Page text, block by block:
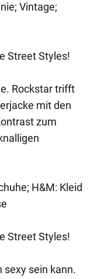
Vintage;
Street Styles!
Rockstar trifft
mit den
zum
H&M: Kleid
Street Styles!
sexy sein kann.